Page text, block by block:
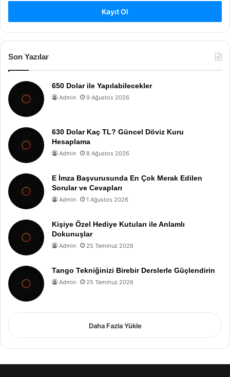
Kayıt Ol
Son Yazılar
650 Dolar ile Yapılabilecekler
Admin 9 Ağustos 2026
630 Dolar Kaç TL? Güncel Döviz Kuru
Hesaplama
Admin 8 Ağustos 2026
E İmza Başvurusunda En Çok Merak Edilen
Sorular ve Cevapları
Admin 1 Ağustos 2026
Kişiye Özel Hediye Kutuları ile Anlamlı
Dokunuşlar
Admin 25 Temmuz 2026
Tango Tekniğinizi Birebir Derslerle Güçlendirin
Admin 25 Temmuz 2026
Daha Fazla Yükle